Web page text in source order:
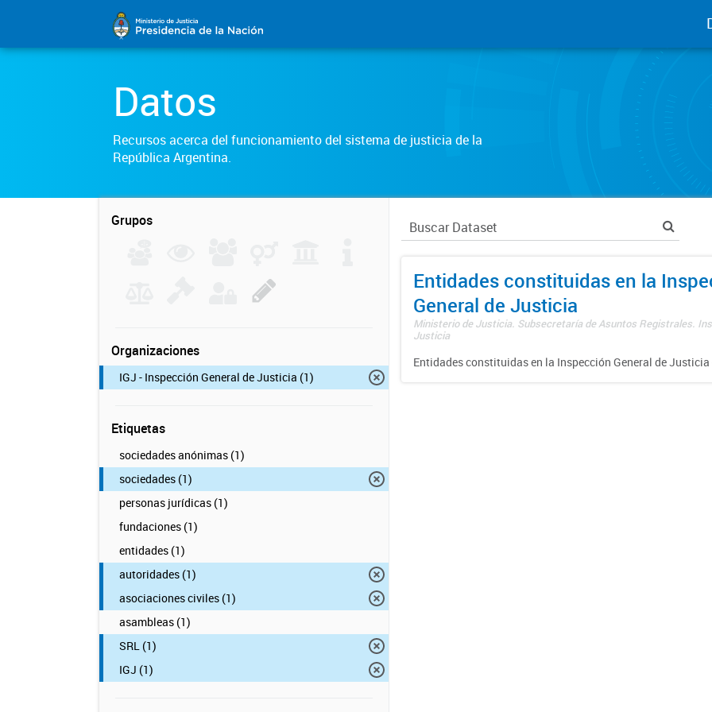
Datos
Recursos acerca del funcionamiento del sistema de justicia de la
República Argentina.
Grupos
Organizaciones
IGJ - Inspección General de Justicia (1)
Etiquetas
sociedades anónimas (1)
sociedades (1)
personas jurídicas (1)
fundaciones (1)
entidades (1)
autoridades (1)
asociaciones civiles (1)
asambleas (1)
SRL (1)
IGJ (1)
Entidades constituidas en la
General de Justicia
Ministerio de Justicia. Subsecretaría de Asuntos Registrales.
Justicia
Entidades constituidas en la Inspección General de Justicia